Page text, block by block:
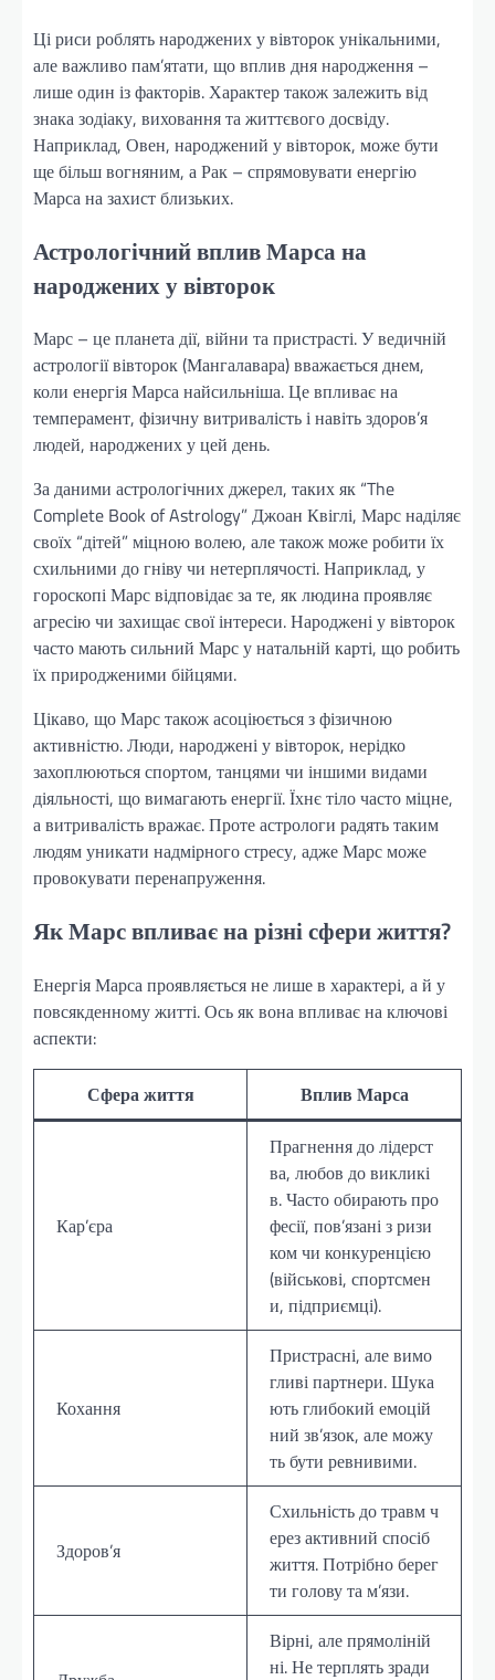
Ці риси роблять народжених у вівторок унікальними,
але важливо пам’ятати, що вплив дня народження –
лише один із факторів. Характер також залежить від
знака зодіаку, виховання та життєвого досвіду.
Наприклад, Овен, народжений у вівторок, може бути
ще більш вогняним, а Рак – спрямовувати енергію
Марса на захист близьких.
Астрологічний вплив Марса на
народжених у вівторок
Марс – це планета дії, війни та пристрасті. У ведичній
астрології вівторок (Мангалавара) вважається днем,
коли енергія Марса найсильніша. Це впливає на
темперамент, фізичну витривалість і навіть здоров’я
людей, народжених у цей день.
За даними астрологічних джерел, таких як “The
Complete Book of Astrology” Джоан Квіглі, Марс наділяє
своїх “дітей” міцною волею, але також може робити їх
схильними до гніву чи нетерплячості. Наприклад, у
гороскопі Марс відповідає за те, як людина проявляє
агресію чи захищає свої інтереси. Народжені у вівторок
часто мають сильний Марс у натальній карті, що робить
їх природженими бійцями.
Цікаво, що Марс також асоціюється з фізичною
активністю. Люди, народжені у вівторок, нерідко
захоплюються спортом, танцями чи іншими видами
діяльності, що вимагають енергії. Їхнє тіло часто міцне,
а витривалість вражає. Проте астрологи радять таким
людям уникати надмірного стресу, адже Марс може
провокувати перенапруження.
Як Марс впливає на різні сфери життя?
Енергія Марса проявляється не лише в характері, а й у
повсякденному житті. Ось як вона впливає на ключові
аспекти:
Сфера життя Вплив Марса
Кар’єра
Прагнення до лідерст
ва, любов до викликі
в. Часто обирають про
фесії, пов’язані з ризи
ком чи конкуренцією
(військові, спортсмен
и, підприємці).
Кохання
Пристрасні, але вимо
гливі партнери. Шука
ють глибокий емоцій
ний зв’язок, але можу
ть бути ревнивими.
Здоров’я
Схильність до травм ч
ерез активний спосіб
життя. Потрібно берег
ти голову та м’язи.
Вірні, але прямоліній
ні. Не терплять зради